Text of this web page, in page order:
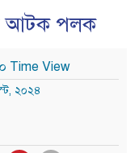
আটক পলক
Time View
২০২৪